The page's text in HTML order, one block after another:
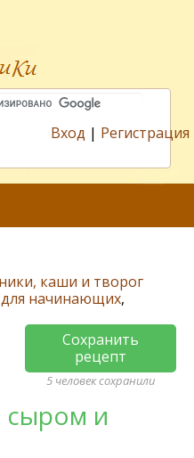
Вход | Регистрация
каши и творог
начинающих,
Сохранить
рецепт
5 человек сохранили
сыром и